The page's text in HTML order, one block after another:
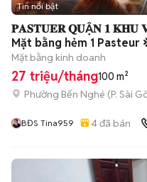
Tin nổi bật
𝐏𝐀𝐒𝐓𝐔𝐄𝐑 𝐐𝐔Ậ𝐍 𝟏 𝐊𝐇𝐔 𝐕Ă𝐍
Mặt bằng hẻm 1
Mặt bằng kinh doanh
27 triệu/tháng100 m²
Phường Bến Nghé (P. Sài
BĐS Tina959 4đã bán